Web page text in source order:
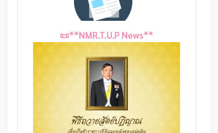
📜**NMR.T.U.P News**